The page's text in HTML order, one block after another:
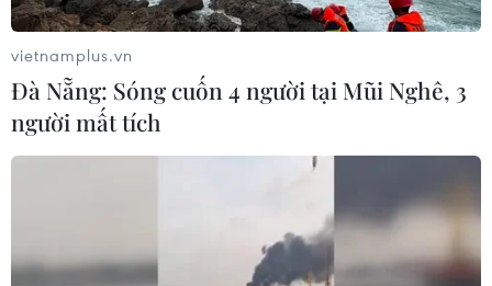
vietnamplus.vn
Đà Nẵng: Sóng cuốn 4 người tại Mũi Nghê, 3
người mất tích